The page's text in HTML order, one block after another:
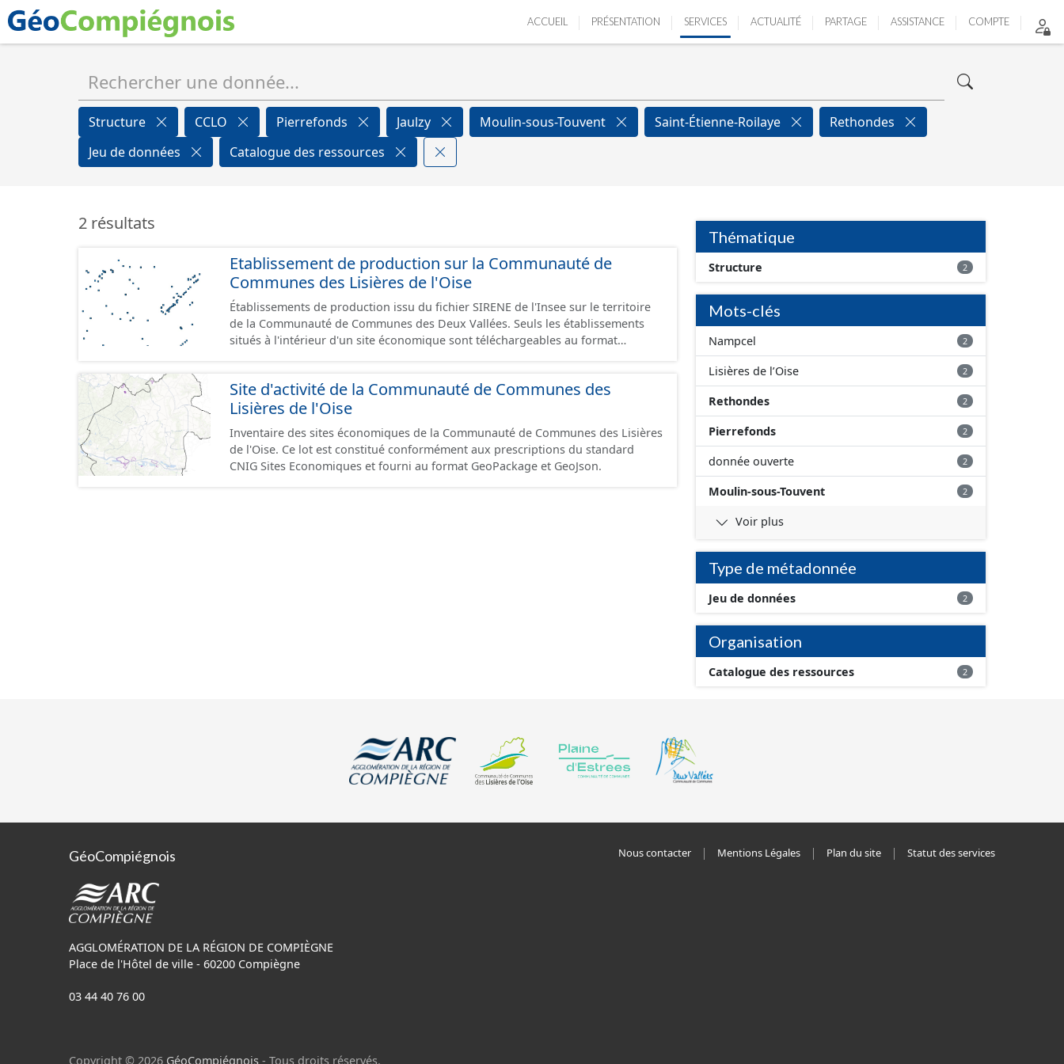
ACCUEIL PRÉSENTATION SERVICES ACTUALITÉ PARTAGE ASSISTANCE COMPTE
Structure CCLO Pierrefonds Jaulzy Moulin-sous-Touvent Saint-Étienne-Roilaye
Rethondes
Jeu de données
Catalogue des ressources
2 résultats
Etablissement de production sur la Communauté de
Communes des Lisières de l'Oise
Établissements de production issu du fichier SIRENE de l'Insee sur le territoire
de la Communauté de Communes des Deux Vallées. Seuls les établissements
situés à l'intérieur d'un site économique sont téléchargeables au format
terrains à vocation économique à ce jour. Il est filtré au-delà des prescriptions
du CNIG se limitant aux SCI.
Site d'activité de la Communauté de Communes des
Lisières de l'Oise
Inventaire des sites économiques de la Communauté de Communes des Lisières
de l'Oise. Ce lot est constitué conformément aux prescriptions du standard
CNIG Sites Economiques et fourni au format GeoPackage et GeoJson.
Thématique
Structure 2
Mots-clés
Nampcel 2
Lisières de l’Oise 2
Rethondes 2
Pierrefonds 2
donnée ouverte 2
Moulin-sous-Touvent 2
Voir plus
Type de métadonnée
Jeu de données 2
Organisation
Catalogue des ressources 2
GéoCompiégnois
AGGLOMÉRATION DE LA RÉGION DE COMPIÈGNE
Place de l'Hôtel de ville - 60200 Compiègne
03 44 40 76 00
Nous contacter Mentions Légales Plan du site Statut des services
Copyright © 2026 GéoCompiégnois - Tous droits réservés.